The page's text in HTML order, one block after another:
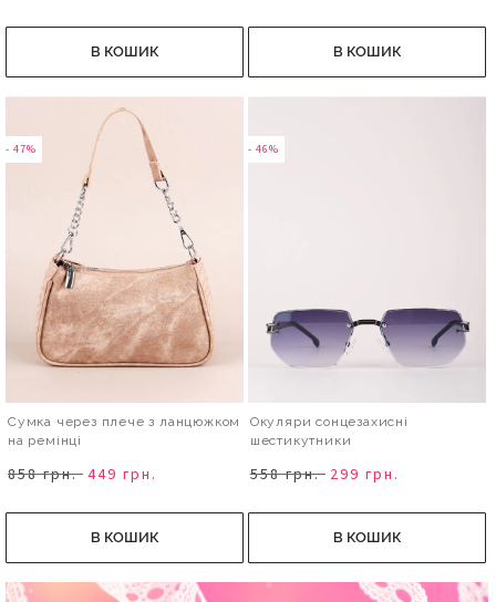
В КОШИК В КОШИК
- 47%
Сумка через плече з ланцюжком
на ремінці
858 грн. 449 грн.
В КОШИК
- 46%
Окуляри сонцезахисні
шестикутники
558 грн. 299 грн.
В КОШИК